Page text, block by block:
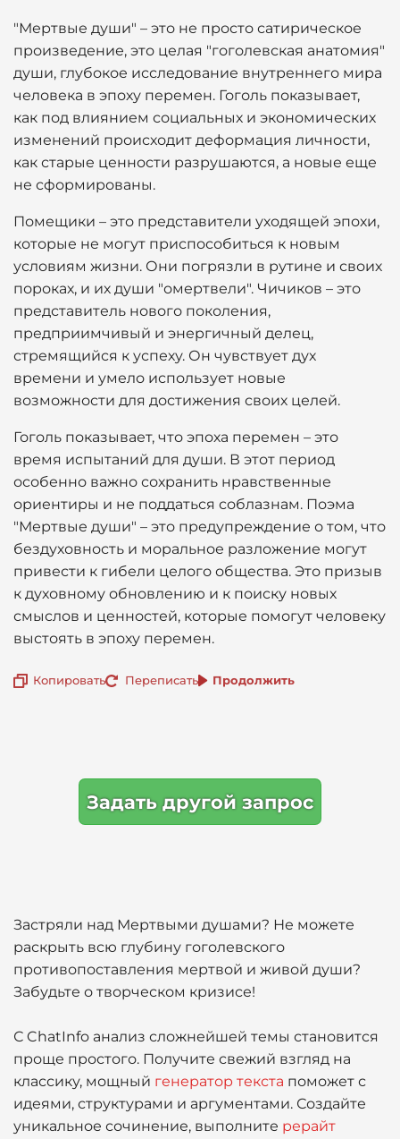
"Мертвые души" – это не просто сатирическое
произведение, это целая "гоголевская анатомия"
души, глубокое исследование внутреннего мира
человека в эпоху перемен. Гоголь показывает,
как под влиянием социальных и экономических
изменений происходит деформация личности,
как старые ценности разрушаются, а новые еще
не сформированы.
Помещики – это представители уходящей эпохи,
которые не могут приспособиться к новым
условиям жизни. Они погрязли в рутине и своих
пороках, и их души "омертвели". Чичиков – это
представитель нового поколения,
предприимчивый и энергичный делец,
стремящийся к успеху. Он чувствует дух
времени и умело использует новые
возможности для достижения своих целей.
Гоголь показывает, что эпоха перемен – это
время испытаний для души. В этот период
особенно важно сохранить нравственные
ориентиры и не поддаться соблазнам. Поэма
"Мертвые души" – это предупреждение о том, что
бездуховность и моральное разложение могут
привести к гибели целого общества. Это призыв
к духовному обновлению и к поиску новых
смыслов и ценностей, которые помогут человеку
выстоять в эпоху перемен.
Копировать Переписать Продолжить
Задать другой запрос
Застряли над Мертвыми душами? Не можете
раскрыть всю глубину гоголевского
противопоставления мертвой и живой души?
Забудьте о творческом кризисе!
С ChatInfo анализ сложнейшей темы становится
проще простого. Получите свежий взгляд на
классику, мощный генератор текста поможет с
идеями, структурами и аргументами. Создайте
уникальное сочинение, выполните рерайт